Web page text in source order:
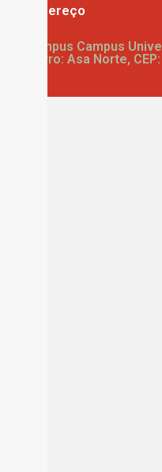
Endereço
Campus Campus
Bairro: Asa Norte,